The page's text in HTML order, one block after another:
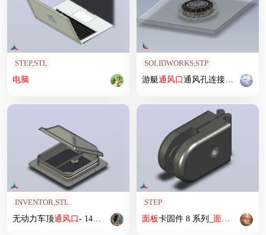
STEP,STL
电脑
SOLIDWORKS,STP
游艇通风口通风孔连接模型MF15
INVENTOR,STL
无动力车顶通风口- 14英寸x 14英寸
STEP
面板卡固件 8 系列_ 面板 卡固件 8